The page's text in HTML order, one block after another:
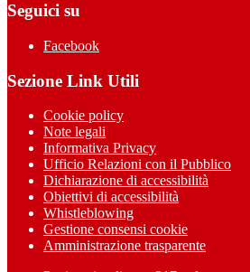
Seguici su
Facebook
Sezione Link Utili
Cookie policy
Note legali
Informativa Privacy
Ufficio Relazioni con il Pubblico
Dichiarazione di accessibilità
Obiettivi di accessibilità
Whistleblowing
Gestione consensi cookie
Amministrazione trasparente